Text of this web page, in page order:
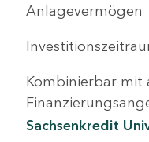
Anlagevermögen
Kombinierbar mit
Sachsenkredit